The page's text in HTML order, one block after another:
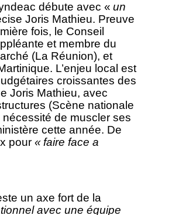
débute avec « un
Joris Mathieu. Preuve
fois, le Conseil
et membre du
(La Réunion), et
L’enjeu local est
croissantes des
Joris Mathieu, avec
(Scène nationale
nécessité de muscler ses
cette année. De
pour« faire face a
un axe fort de la
avec une équipe